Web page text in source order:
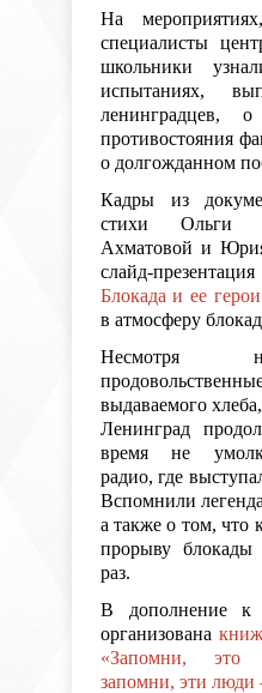
На
специалисты
школьники
испытаниях,
ленинградцев,
противостояния
о долгожданном
Кадры из
стихи Ольги
Ахматовой и
слайд-презентация
Блокада и ее
в атмосферу
Несмотря
выдаваемого
Ленинград
время не
радио, где
Вспомнили
а также о том, что
прорыву блокады
раз.
В дополнение к
организована
«Запомни, это
запомни, эти